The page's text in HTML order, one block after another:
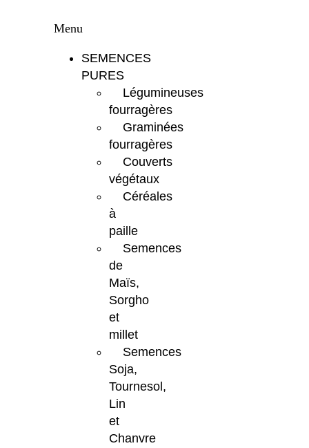
Menu
SEMENCES
PURES
Légumineuses
fourragères
Graminées
fourragères
Couverts
végétaux
Céréales
à
paille
Semences
de
Maïs,
Sorgho
et
millet
Semences
Soja,
Tournesol,
Lin
et
Chanvre